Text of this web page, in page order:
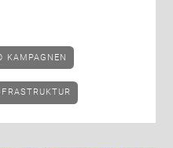
KAMPAGNEN